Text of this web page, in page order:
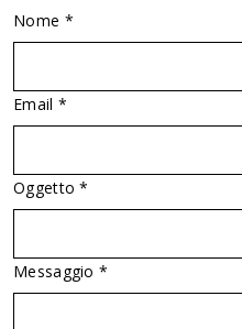
Nome *
Email *
Oggetto *
Messaggio *